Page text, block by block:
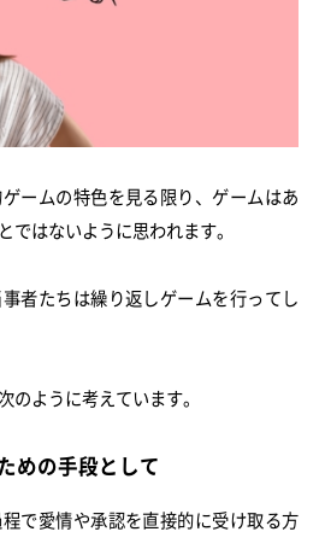
ームの特色を見る限り、ゲームはあ
ではないように思われます。
者たちは繰り返しゲームを行ってし
のように考えています。
めの手段として
で愛情や承認を直接的に受け取る方